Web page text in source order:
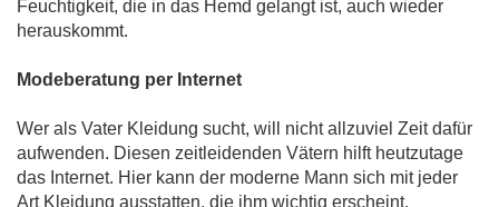
Feuchtigkeit, die in das Hemd gelangt ist, auch wieder
herauskommt.
Modeberatung per Internet
Wer als Vater Kleidung sucht, will nicht allzuviel Zeit dafür
aufwenden. Diesen zeitleidenden Vätern hilft heutzutage
das Internet. Hier kann der moderne Mann sich mit jeder
Art Kleidung ausstatten, die ihm wichtig erscheint.